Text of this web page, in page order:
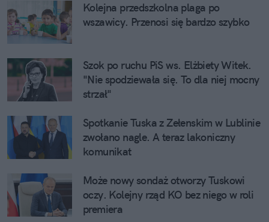
Kolejna przedszkolna plaga po
wszawicy. Przenosi się bardzo szybko
Szok po ruchu PiS ws. Elżbiety Witek.
"Nie spodziewała się. To dla niej mocny
strzał"
Spotkanie Tuska z Zełenskim w Lublinie
zwołano nagle. A teraz lakoniczny
komunikat
Może nowy sondaż otworzy Tuskowi
oczy. Kolejny rząd KO bez niego w roli
premiera